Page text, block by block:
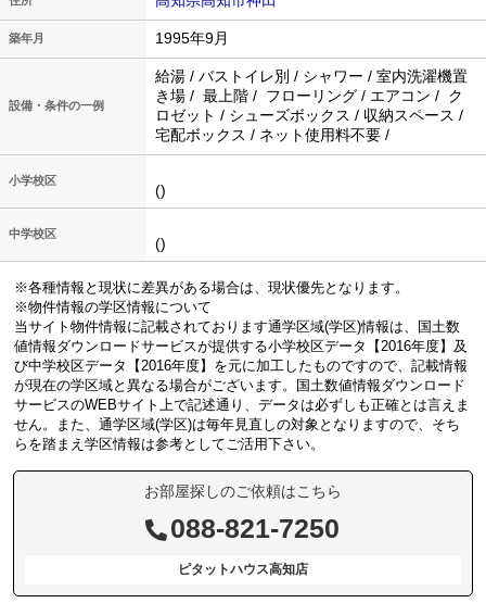
築年月 1995年9月
設備・条件の一例
給湯 / バストイレ別 / シャワー / 室内洗濯機置
き場 / 最上階 / フローリング / エアコン / ク
ロゼット / シューズボックス / 収納スペース /
宅配ボックス / ネット使用料不要 /
小学校区
()
中学校区
()
※各種情報と現状に差異がある場合は、現状優先となります。
※物件情報の学区情報について
当サイト物件情報に記載されております通学区域(学区)情報は、国土数
値情報ダウンロードサービスが提供する小学校区データ【2016年度】及
び中学校区データ【2016年度】を元に加工したものですので、記載情報
が現在の学区域と異なる場合がございます。国土数値情報ダウンロード
サービスのWEBサイト上で記述通り、データは必ずしも正確とは言えま
せん。また、通学区域(学区)は毎年見直しの対象となりますので、そち
らを踏まえ学区情報は参考としてご活用下さい。
お部屋探しのご依頼はこちら
088-821-7250
ピタットハウス高知店